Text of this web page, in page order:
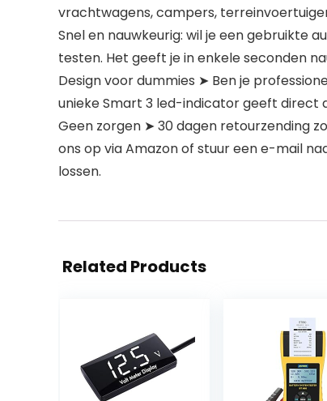
vrachtwagens, campers,
Snel en nauwkeurig: wil je een gebruikte
testen. Het geeft je in enkele seconden
Design voor dummies ➤ Ben je
unieke Smart 3 led-indicator geeft direct
Geen zorgen ➤ 30 dagen retourzending
ons op via Amazon of stuur een e-mail
lossen.
Related Products